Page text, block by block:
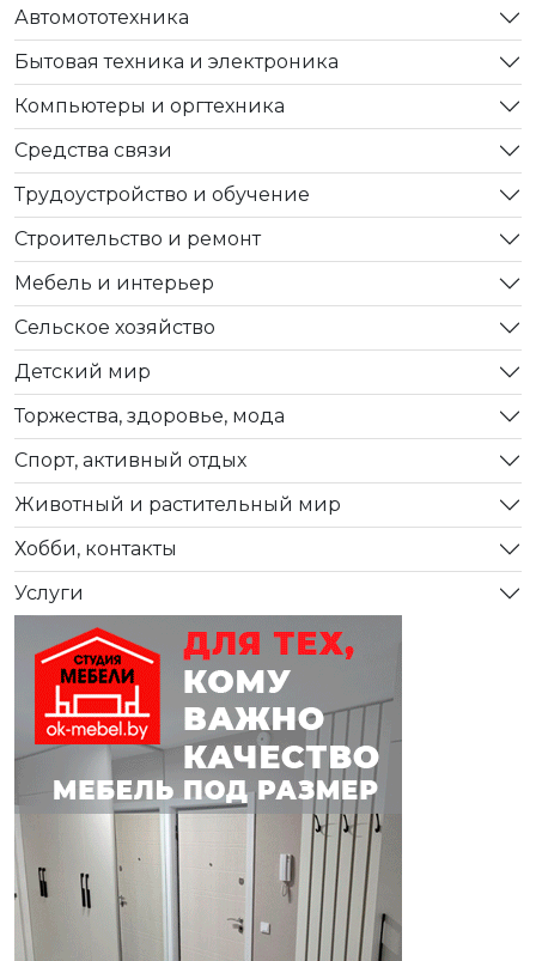
Автомототехника
Бытовая техника и электроника
Компьютеры и оргтехника
Средства связи
Трудоустройство и обучение
Строительство и ремонт
Мебель и интерьер
Сельское хозяйство
Детский мир
Торжества, здоровье, мода
Спорт, активный отдых
Животный и растительный мир
Хобби, контакты
Услуги